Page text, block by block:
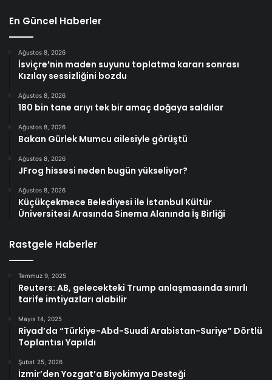
En Güncel Haberler
Ağustos 8, 2026
İsviçre’nin maden suyunu toplatma kararı sonrası
Kızılay sessizliğini bozdu
Ağustos 8, 2026
180 bin tane arıyı tek bir amaç doğaya saldılar
Ağustos 8, 2026
Bakan Gürlek Mumcu ailesiyle görüştü
Ağustos 8, 2026
JFrog hissesi neden bugün yükseliyor?
Ağustos 8, 2026
Küçükçekmece Belediyesi ile İstanbul Kültür
Üniversitesi Arasında Sinema Alanında İş Birliği
Rastgele Haberler
Temmuz 9, 2025
Reuters: AB, gelecekteki Trump anlaşmasında sınırlı
tarife imtiyazları alabilir
Mayıs 14, 2025
Riyad’da “Türkiye-Abd-Suudi Arabistan-Suriye” Dörtlü
Toplantısı Yapıldı
Şubat 25, 2026
İzmir’den Yozgat’a Biyokimya Desteği